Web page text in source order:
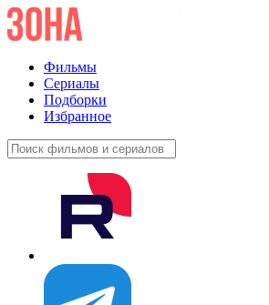
Фильмы
Сериалы
Подборки
Избранное